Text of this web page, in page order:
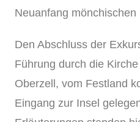
Neuanfang
Den Abschluss der
Führung durch die
Oberzell, vom Festland
Eingang zur Insel